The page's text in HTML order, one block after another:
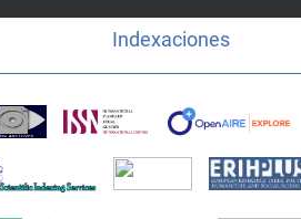
Indexaciones